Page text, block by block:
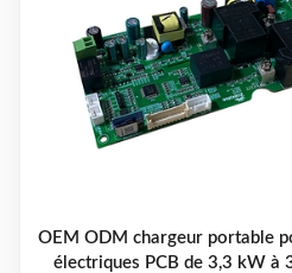
OEM ODM chargeur portable
électriques PCB de 3,3 kW à